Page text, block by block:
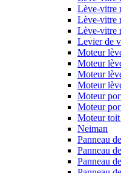
Lève-vitre
Lève-vitre
Lève-vitre
Levier de
Moteur
Moteur
Moteur
Moteur
Moteur
Moteur
Moteur
Neiman
Panneau
Panneau
Panneau